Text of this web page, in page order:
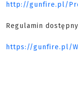
http://gunfire.pl/
Regulamin
https://gunfire.pl/